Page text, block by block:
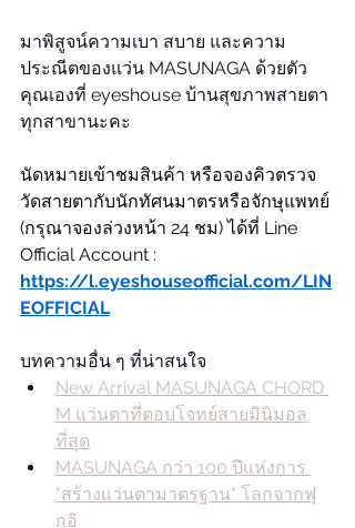
มาพิสูจน์ความเบา สบาย และความ
ประณีตของแว่น MASUNAGA ด้วยตัว
คุณเองที่ eyeshouse บ้านสุขภาพสายตา
ทุกสาขานะคะ
นัดหมายเข้าชมสินค้า หรือจองคิวตรวจ
วัดสายตากับนักทัศนมาตรหรือจักษุแพทย์
(กรุณาจองล่วงหน้า 24 ชม) ได้ที่ Line
Official Account :
https://l.eyeshouseofficial.com/LIN
EOFFICIAL
บทความอื่น ๆ ที่น่าสนใจ
New Arrival MASUNAGA CHORD
M แว่นตาที่ตอบโจทย์สายมินิมอล
ที่สุด
MASUNAGA กว่า 100 ปีแห่งการ
"สร้างแว่นตามาตรฐาน" โลกจากฟุ
กุอิ